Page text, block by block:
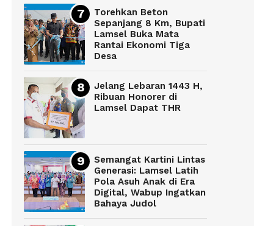
Torehkan Beton
Sepanjang 8 Km, Bupati
Lamsel Buka Mata
Rantai Ekonomi Tiga
Desa
Jelang Lebaran 1443 H,
Ribuan Honorer di
Lamsel Dapat THR
Semangat Kartini Lintas
Generasi: Lamsel Latih
Pola Asuh Anak di Era
Digital, Wabup Ingatkan
Bahaya Judol